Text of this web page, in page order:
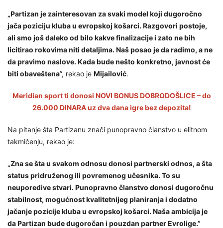
„Partizan je zainteresovan za svaki model koji dugoročno
jača poziciju kluba u evropskoj košarci. Razgovori postoje,
ali smo još daleko od bilo kakve finalizacije i zato ne bih
licitirao rokovima niti detaljima. Naš posao je da radimo, a ne
da pravimo naslove. Kada bude nešto konkretno, javnost će
biti obaveštena”, rekao je Mijailović.
Meridian sport ti donosi NOVI BONUS DOBRODOŠLICE – do
26.000 DINARA uz dva dana igre bez depozita!
Na pitanje šta Partizanu znači punopravno članstvo u elitnom
takmičenju, rekao je:
„Zna se šta u svakom odnosu donosi partnerski odnos, a šta
status pridruženog ili povremenog učesnika. To su
neuporedive stvari. Punopravno članstvo donosi dugoročnu
stabilnost, mogućnost kvalitetnijeg planiranja i dodatno
jačanje pozicije kluba u evropskoj košarci. Naša ambicija je
da Partizan bude dugoročan i pouzdan partner Evrolige.”